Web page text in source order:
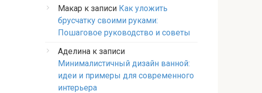
Макар к записи Как уложить
брусчатку своими руками:
Пошаговое руководство и советы
Аделина к записи
Минималистичный дизайн ванной:
идеи и примеры для современного
интерьера